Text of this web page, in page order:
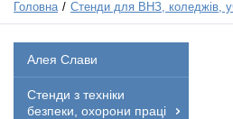
Головна Стенди для ВНЗ, коледжів,
Алея Слави
Стенди з техніки
безпеки, охорони праці